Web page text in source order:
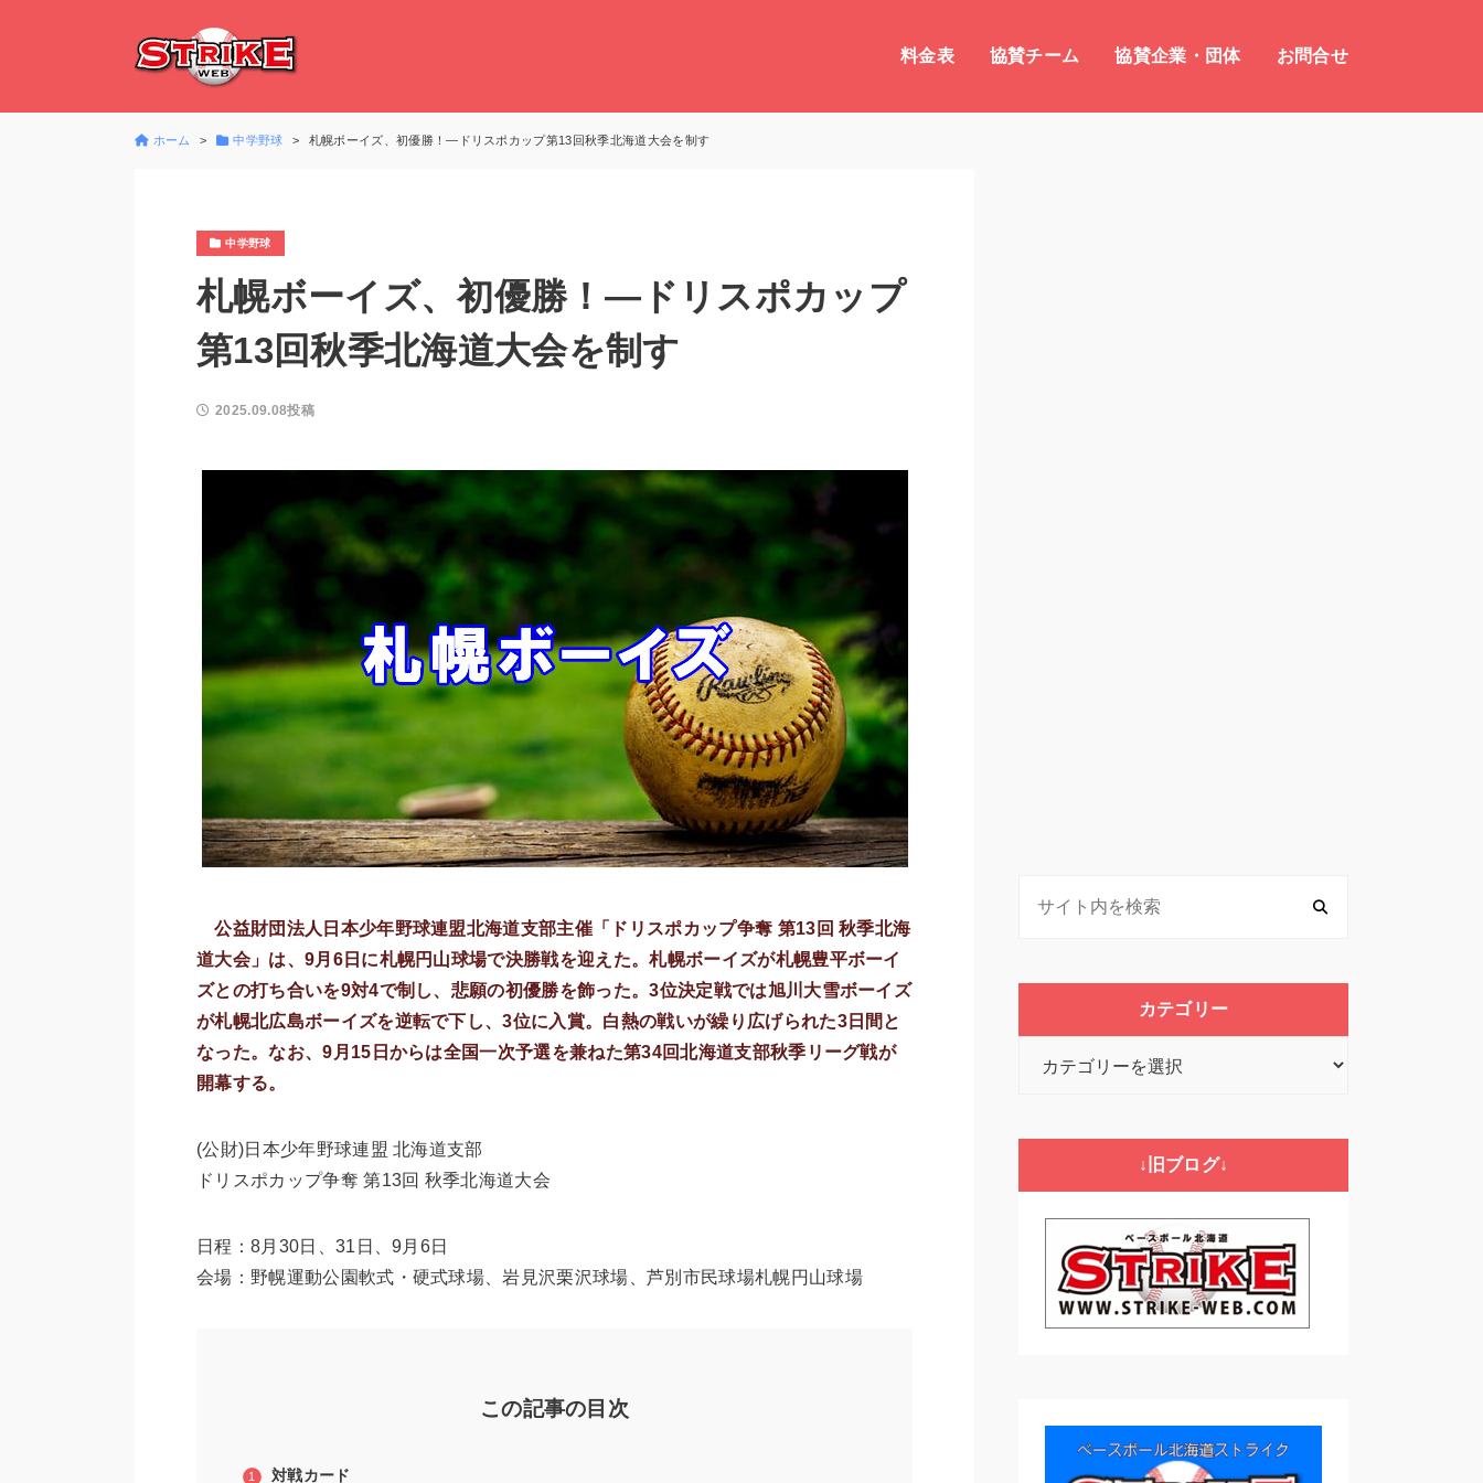
料金表 協賛チーム 協賛企業・団体 お問合せ
ホーム 中学野球 札幌ボーイズ、初優勝！―ドリスポカップ第13回秋季北海道大会を制す
中学野球
札幌ボーイズ、初優勝！―ドリスポカップ
第13回秋季北海道大会を制す
2025.09.08投稿
公益財団法人日本少年野球連盟北海道支部主催「ドリスポカップ争奪 第13回 秋季北海
道大会」は、9月6日に札幌円山球場で決勝戦を迎えた。札幌ボーイズが札幌豊平ボーイ
ズとの打ち合いを9対4で制し、悲願の初優勝を飾った。3位決定戦では旭川大雪ボーイズ
が札幌北広島ボーイズを逆転で下し、3位に入賞。白熱の戦いが繰り広げられた3日間と
なった。なお、9月15日からは全国一次予選を兼ねた第34回北海道支部秋季リーグ戦が
開幕する。
(公財)日本少年野球連盟 北海道支部
ドリスポカップ争奪 第13回 秋季北海道大会
日程：8月30日、31日、9月6日
会場：野幌運動公園軟式・硬式球場、岩見沢栗沢球場、芦別市民球場札幌円山球場
この記事の目次
対戦カード
カテゴリー
リ
↓旧ブログ↓